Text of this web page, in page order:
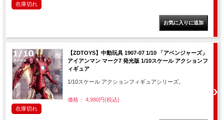
在庫切れ
【ZDTOYS】中動玩具 1907-07 1/10 「アベンジャーズ」
アイアンマン マーク7 発光版 1/10スケール アクションフ
ィギュア
1/10スケール アクションフィギュアシリーズ。
価格： 4,980円(税込)
在庫切れ